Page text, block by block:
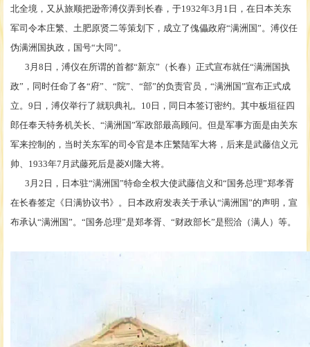
北全境，又从旅顺把逊帝溥仪弄到长春，于1932年3月1日，在日本关东
军司令本庄繁、土肥原贤二等策划下，成立了傀儡政府“满洲国”。溥仪任
伪满洲国执政，国号“大同”。
3月8日，溥仪在所谓的首都“新京”（长春）正式宣布就任“满洲国执
政”，同时任命了各“府”、“院”、“部”的负责官员，“满洲国”宣布正式成
立。9日，溥仪举行了就职典礼。10日，同日本签订密约。其中板垣征四
郎任奉天特务机关长、“满洲国”军政部最高顾问。但是军事方面是由关东
军来控制的，当时关东军的司令官是本庄繁陆军大将，后来是武藤信义元
帅、1933年7月武藤死后是菱刈隆大将。
3月2日，日本驻“满洲国”特命全权大使武藤信义和“国务总理”郑孝胥
在长春签定《日满协议书》。日本政府发表关于承认“满洲国”的声明，宣
布承认“满洲国”。“国务总理”是郑孝胥、“财政部长”是熙洽（满人）等。